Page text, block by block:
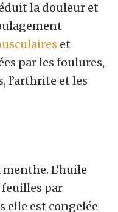
la douleur et
et
par les foulures,
l’arthrite et les
L’huile
par
elle est congelée